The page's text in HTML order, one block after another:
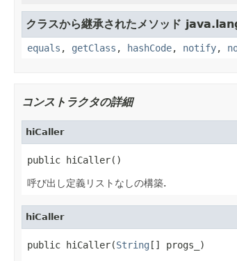
クラスから継承されたメソッド
equals , getClass , hashCode, notify,
コンストラクタの詳細
hiCaller
public hiCaller()
呼び出し定義リストなしの構築.
hiCaller
public hiCaller(String [] progs_)